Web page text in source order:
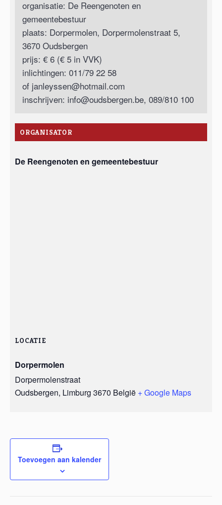
organisatie: De Reengenoten en
gemeentebestuur
plaats: Dorpermolen, Dorpermolenstraat 5,
3670 Oudsbergen
prijs: € 6 (€ 5 in VVK)
inlichtingen: 011/79 22 58
of janleyssen@hotmail.com
inschrijven: info@oudsbergen.be, 089/810 100
ORGANISATOR
De Reengenoten en gemeentebestuur
LOCATIE
Dorpermolen
Dorpermolenstraat
Oudsbergen, Limburg 3670 België + Google Maps
Toevoegen aan kalender